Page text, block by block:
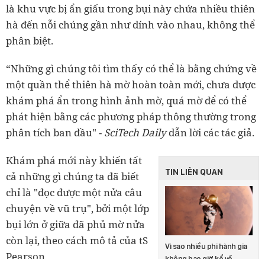
là khu vực bị ẩn giấu trong bụi này chứa nhiều thiên
hà đến nỗi chúng gần như dính vào nhau, không thể
phân biệt.
“Những gì chúng tôi tìm thấy có thể là bằng chứng về
một quần thể thiên hà mờ hoàn toàn mới, chưa được
khám phá ẩn trong hình ảnh mờ, quá mờ để có thể
phát hiện bằng các phương pháp thông thường trong
phân tích ban đầu" - SciTech Dailydẫn lời các tác giả.
TIN LIÊN QUAN
Vì sao nhiều phi hành gia
Khám phá mới này khiến tất
cả những gì chúng ta đã biết
chỉ là "đọc được một nửa câu
chuyện về vũ trụ", bởi một lớp
bụi lớn ở giữa đã phủ mờ nửa
còn lại, theo cách mô tả của tS